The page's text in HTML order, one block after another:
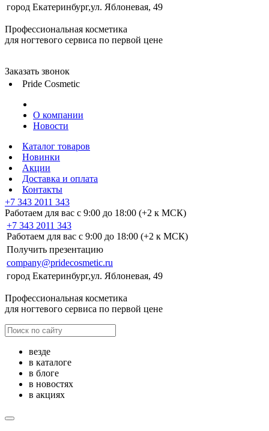
город Екатеринбург,ул. Яблоневая, 49
Профессиональная косметика
для ногтевого сервиса по первой цене
Заказать звонок
Pride Cosmetic
О компании
Новости
Каталог товаров
Новинки
Акции
Доставка и оплата
Контакты
+7 343 2011 343
Работаем для вас с 9:00 до 18:00 (+2 к МСК)
+7 343 2011 343
Работаем для вас с 9:00 до 18:00 (+2 к МСК)
Получить презентацию
company@pridecosmetic.ru
город Екатеринбург,ул. Яблоневая, 49
Профессиональная косметика
для ногтевого сервиса по первой цене
везде
в каталоге
в блоге
в новостях
в акциях